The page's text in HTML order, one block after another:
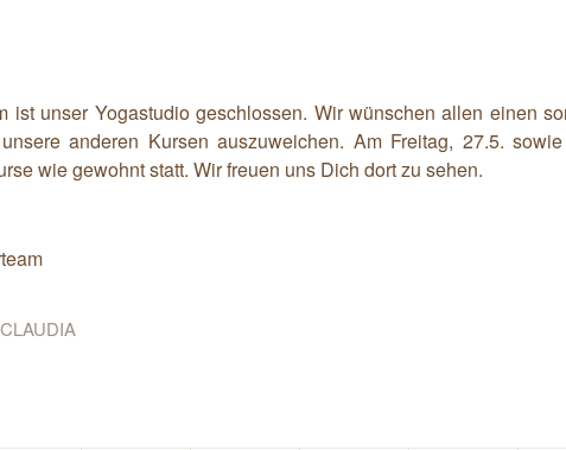
ist unser Yogastudio geschlossen. Wir wünschen allen einen
anderen Kursen auszuweichen. Am Freitag, 27.5.
wie gewohnt statt. Wir freuen uns Dich dort zu sehen.
CLAUDIA